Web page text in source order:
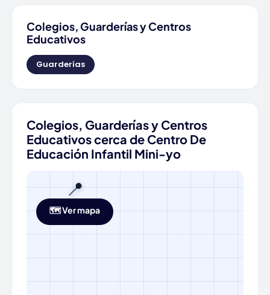
Colegios, Guarderías y Centros
Educativos
Guarderías
Colegios, Guarderías y Centros
Educativos cerca de Centro De
Educación Infantil Mini-yo
📍
🗺️ Ver mapa